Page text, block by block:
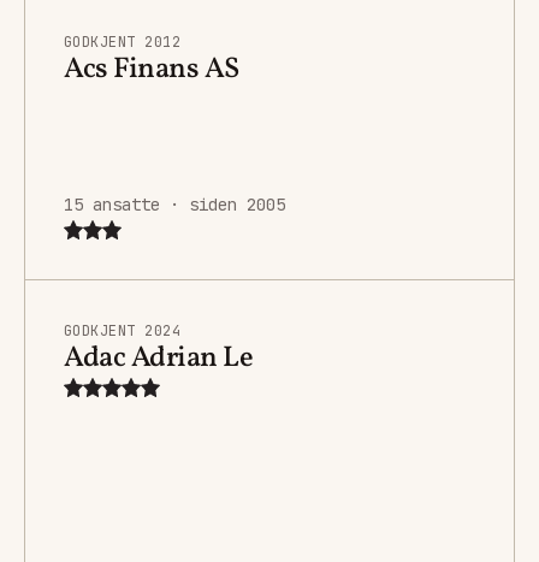
GODKJENT 2012
Acs Finans AS
15 ansatte · siden 2005
GODKJENT 2024
Adac Adrian Le